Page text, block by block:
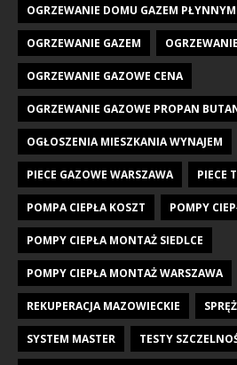
OGRZEWANIE DOMU GAZEM
OGRZEWANIE GAZEM
OGRZEWANIE GAZOWE CENA
OGRZEWANIE GAZOWE PROPAN
OGŁOSZENIA MIESZKANIA WYNAJEM
PIECE GAZOWE WARSZAWA PIECE
POMPA CIEPŁA KOSZT POMPY
POMPY CIEPŁA MONTAŻ SIEDLCE
POMPY CIEPŁA MONTAŻ WARSZAWA
REKUPERACJA MAZOWIECKIE
SYSTEM MASTER TESTY